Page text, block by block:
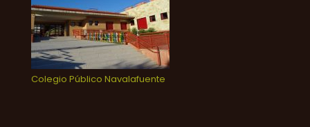
Colegio Público Navalafuente